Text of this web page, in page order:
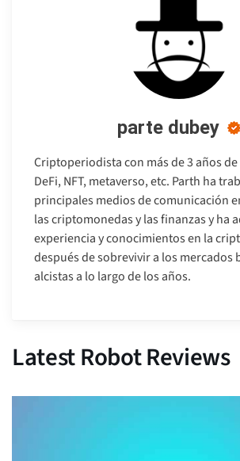
parte dubey
Criptoperiodista con más de 3 años
DeFi, NFT, metaverso, etc. Parth ha
principales medios de comunicación
las criptomonedas y las finanzas y ha
experiencia y conocimientos en la
después de sobrevivir a los mercados
alcistas a lo largo de los años.
Latest Robot Reviews